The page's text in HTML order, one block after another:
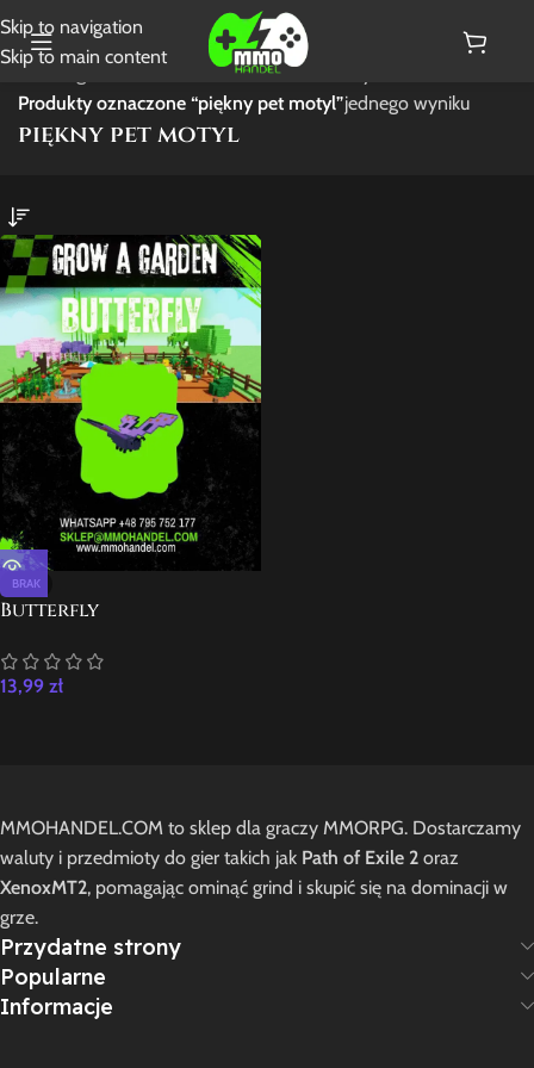
Skip to navigation
Skip to main content
Strona główna
Produkty oznaczone “piękny pet motyl”jednego wyniku
piękny pet motyl
BRAK
Butterfly
13,99 zł
MMOHANDEL.COM to sklep dla graczy MMORPG. Dostarczamy
waluty i przedmioty do gier takich jak Path of Exile 2 oraz
XenoxMT2, pomagając ominąć grind i skupić się na dominacji w
grze.
Przydatne strony
Popularne
Informacje